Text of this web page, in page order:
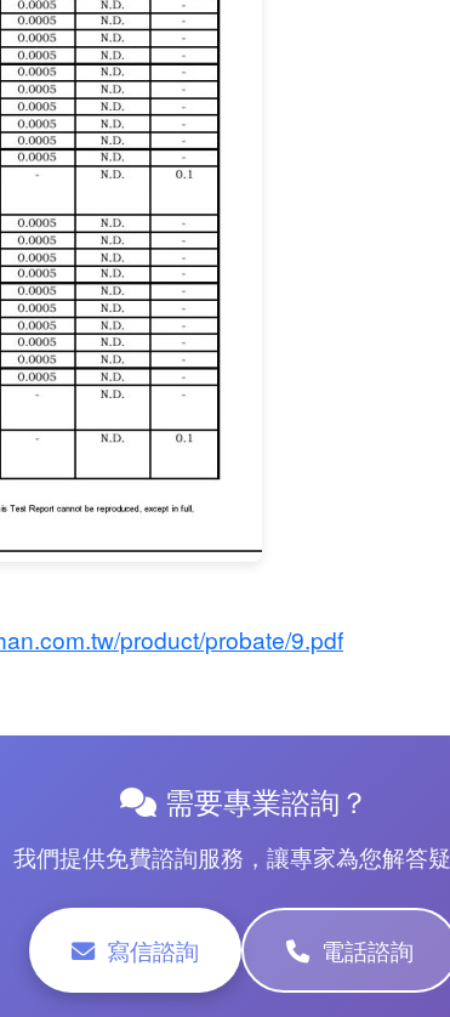
product/probate/9.pdf
需要專業諮詢？
我們提供免費諮詢服務，讓專家為您解答
寫信諮詢 電話諮詢